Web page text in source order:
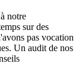
notre
sur des
pas vocation
Un audit de nos